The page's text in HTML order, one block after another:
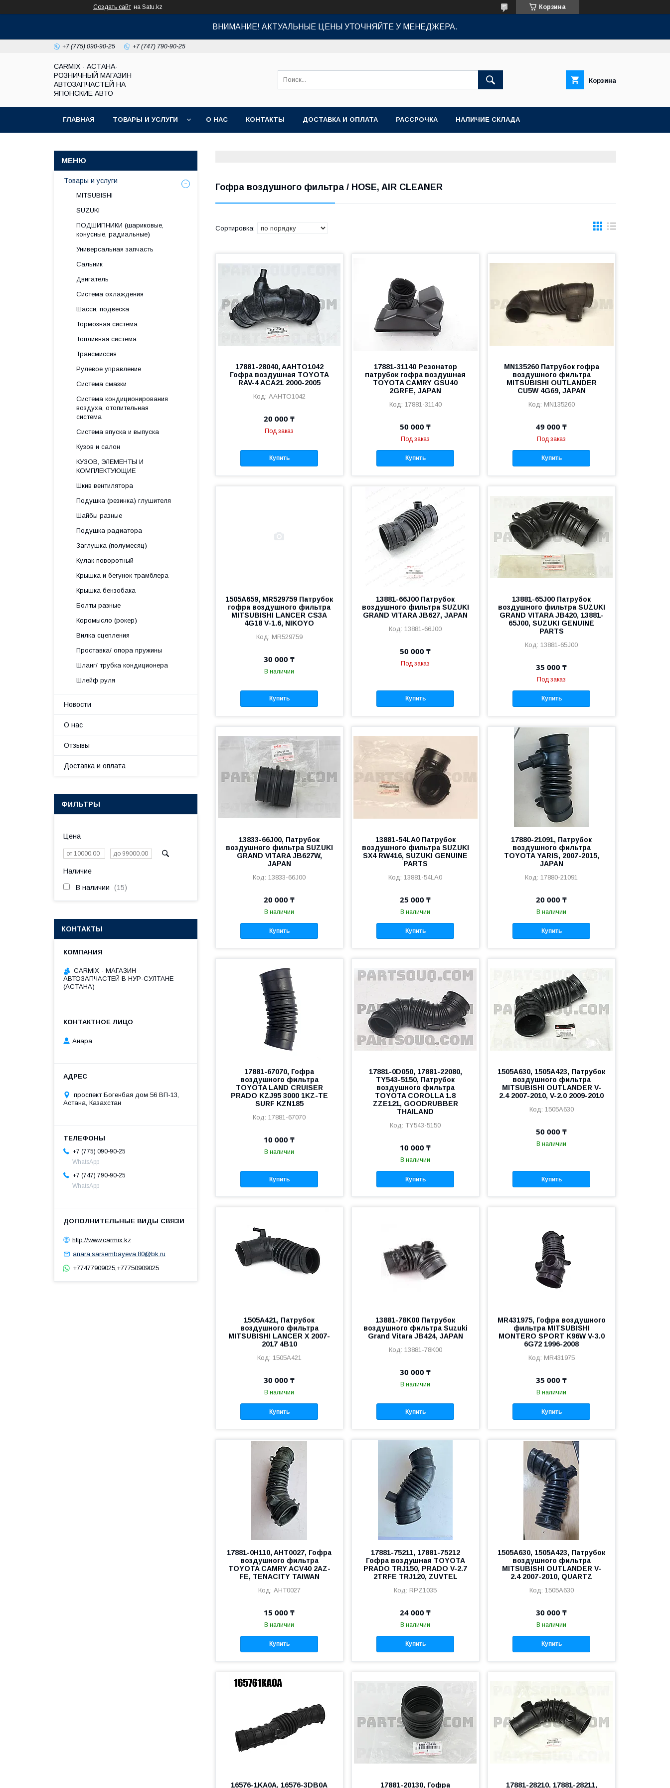
Создать сайт на Satu.kz Корзина
ВНИМАНИЕ! АКТУАЛЬНЫЕ ЦЕНЫ УТОЧНЯЙТЕ У МЕНЕДЖЕРА.
+7 (775) 090-90-25 +7 (747) 790-90-25
СARMIX - АСТАНА-
РОЗНИЧНЫЙ МАГАЗИН
АВТОЗАПЧАСТЕЙ НА
ЯПОНСКИЕ АВТО
Корзина
ГЛАВНАЯ ТОВАРЫ И УСЛУГИ О НАС КОНТАКТЫ ДОСТАВКА И ОПЛАТА РАССРОЧКА НАЛИЧИЕ СКЛАДА
Гофра воздушного фильтра / HOSE, AIR CLEANER
17881-28040, AAHTO1042
Гофра воздушная TOYOTA
RAV-4 ACA21 2000-2005
AAHTO1042
20 000 ₸
Под заказ
Купить
17881-31140 Резонатор
патрубок гофра воздушная
TOYOTA CAMRY GSU40
2GRFE, JAPAN
17881-31140
50 000 ₸
Под заказ
Купить
MN135260 Патрубок гофра
воздушного фильтра
MITSUBISHI OUTLANDER
CU5W 4G69, JAPAN
MN135260
49 000 ₸
Под заказ
Купить
1505A659, MR529759 Патрубок
гофра воздушного фильтра
MITSUBISHI LANCER CS3A
4G18 V-1.6, NIKOYO
MR529759
30 000 ₸
В наличии
Купить
13881-66J00 Патрубок
воздушного фильтра SUZUKI
GRAND VITARA JB627, JAPAN
13881-66J00
50 000 ₸
Под заказ
Купить
13881-65J00 Патрубок
воздушного фильтра SUZUKI
GRAND VITARA JB420, 13881-
65J00, SUZUKI GENUINE
PARTS
13881-65J00
35 000 ₸
Под заказ
Купить
13833-66J00, Патрубок
воздушного фильтра SUZUKI
GRAND VITARA JB627W,
JAPAN
13833-66J00
20 000 ₸
В наличии
Купить
13881-54LA0 Патрубок
воздушного фильтра SUZUKI
SX4 RW416, SUZUKI GENUINE
PARTS
13881-54LA0
25 000 ₸
В наличии
Купить
17880-21091, Патрубок
воздушного фильтра
TOYOTA YARIS, 2007-2015,
JAPAN
17880-21091
20 000 ₸
В наличии
Купить
17881-67070, Гофра
воздушного фильтра
TOYOTA LAND CRUISER
PRADO KZJ95 3000 1KZ-TE
SURF KZN185
17881-67070
10 000 ₸
В наличии
Купить
17881-0D050, 17881-22080,
TY543-5150, Патрубок
воздушного фильтра
TOYOTA COROLLA 1.8
ZZE121, GOODRUBBER
THAILAND
TY543-5150
10 000 ₸
В наличии
Купить
1505A630, 1505A423, Патрубок
воздушного фильтра
MITSUBISHI OUTLANDER V-
2.4 2007-2010, V-2.0 2009-2010
1505A630
50 000 ₸
В наличии
Купить
1505A421, Патрубок
воздушного фильтра
MITSUBISHI LANCER X 2007-
2017 4B10
1505A421
30 000 ₸
В наличии
Купить
13881-78K00 Патрубок
воздушного фильтра Suzuki
Grand Vitara JB424, JAPAN
13881-78K00
30 000 ₸
В наличии
Купить
MR431975, Гофра воздушного
фильтра MITSUBISHI
MONTERO SPORT K96W V-3.0
6G72 1996-2008
MR431975
35 000 ₸
В наличии
Купить
17881-0H110, AHT0027, Гофра
воздушного фильтра
TOYOTA CAMRY ACV40 2AZ-
FE, TENACITY TAIWAN
AHT0027
15 000 ₸
В наличии
Купить
17881-75211, 17881-75212
Гофра воздушная TOYOTA
PRADO TRJ150, PRADO V-2.7
2TRFE TRJ120, ZUVTEL
RPZ1035
24 000 ₸
В наличии
Купить
1505A630, 1505A423, Патрубок
воздушного фильтра
MITSUBISHI OUTLANDER V-
2.4 2007-2010, QUARTZ
1505A630
30 000 ₸
В наличии
Купить
16576-1KA0A, 16576-3DB0A 17881-20130, Гофра 17881-28210, 17881-28211,
Товары и услуги
MITSUBISHI
SUZUKI
ПОДШИПНИКИ (шариковые,
конусные, радиальные)
Универсальная запчасть
Сальник
Двигатель
Система охлаждения
Шасси, подвеска
Тормозная система
Топливная система
Трансмиссия
Рулевое управление
Система смазки
Система кондиционирования
воздуха, отопительная
система
Система впуска и выпуска
Кузов и салон
КУЗОВ, ЭЛЕМЕНТЫ И
КОМПЛЕКТУЮЩИЕ
Шкив вентилятора
Подушка (резинка) глушителя
Шайбы разные
Подушка радиатора
Заглушка (полумесяц)
Кулак поворотный
Крышка и бегунок трамблера
Крышка бензобака
Болты разные
Коромысло (рокер)
Вилка сцепления
Проставка/ опора пружины
Шланг/ трубка кондиционера
Шлейф руля
Новости
О нас
Отзывы
Доставка и оплата
ФИЛЬТРЫ
Цена
Наличие
В наличии 15
КОНТАКТЫ
СARMIX - МАГАЗИН
АВТОЗАПЧАСТЕЙ В НУР-СУЛТАНЕ
(АСТАНА)
Анара
проспект Богенбая дом 56 ВП-13,
Астана, Казахстан
+7 (775) 090-90-25
WhatsApp
+7 (747) 790-90-25
WhatsApp
http://www.carmix.kz
anara.sarsembayeva.80@bk.ru
+77477909025,+77750909025